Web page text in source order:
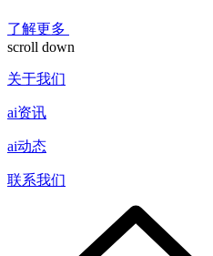
了解更多
scroll down
关于我们
ai资讯
ai动态
联系我们